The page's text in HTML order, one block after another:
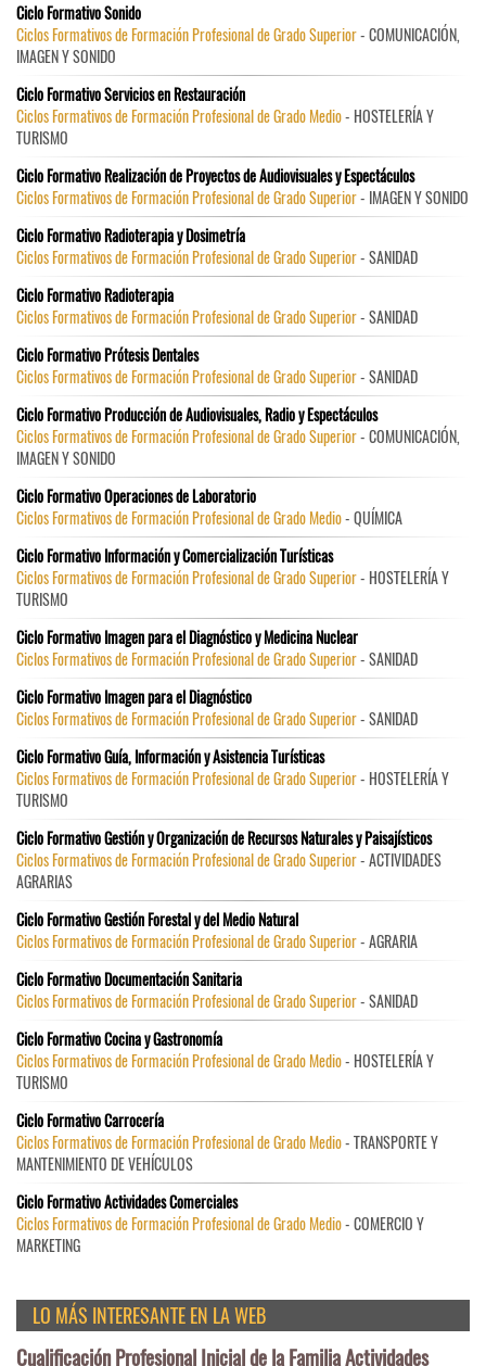
Ciclo Formativo Sonido
Ciclos Formativos de Formación Profesional de Grado Superior- COMUNICACIÓN,
IMAGEN Y SONIDO
Ciclo Formativo Servicios en Restauración
Ciclos Formativos de Formación Profesional de Grado Medio- HOSTELERÍA Y
TURISMO
Ciclo Formativo Realización de Proyectos de Audiovisuales y Espectáculos
Ciclos Formativos de Formación Profesional de Grado Superior- IMAGEN Y SONIDO
Ciclo Formativo Radioterapia y Dosimetría
Ciclos Formativos de Formación Profesional de Grado Superior- SANIDAD
Ciclo Formativo Radioterapia
Ciclos Formativos de Formación Profesional de Grado Superior- SANIDAD
Ciclo Formativo Prótesis Dentales
Ciclos Formativos de Formación Profesional de Grado Superior- SANIDAD
Ciclo Formativo Producción de Audiovisuales, Radio y Espectáculos
Ciclos Formativos de Formación Profesional de Grado Superior- COMUNICACIÓN,
IMAGEN Y SONIDO
Ciclo Formativo Operaciones de Laboratorio
Ciclos Formativos de Formación Profesional de Grado Medio- QUÍMICA
Ciclo Formativo Información y Comercialización Turísticas
Ciclos Formativos de Formación Profesional de Grado Superior- HOSTELERÍA Y
TURISMO
Ciclo Formativo Imagen para el Diagnóstico y Medicina Nuclear
Ciclos Formativos de Formación Profesional de Grado Superior- SANIDAD
Ciclo Formativo Imagen para el Diagnóstico
Ciclos Formativos de Formación Profesional de Grado Superior- SANIDAD
Ciclo Formativo Guía, Información y Asistencia Turísticas
Ciclos Formativos de Formación Profesional de Grado Superior- HOSTELERÍA Y
TURISMO
Ciclo Formativo Gestión y Organización de Recursos Naturales y Paisajísticos
Ciclos Formativos de Formación Profesional de Grado Superior- ACTIVIDADES
AGRARIAS
Ciclo Formativo Gestión Forestal y del Medio Natural
Ciclos Formativos de Formación Profesional de Grado Superior- AGRARIA
Ciclo Formativo Documentación Sanitaria
Ciclos Formativos de Formación Profesional de Grado Superior- SANIDAD
Ciclo Formativo Cocina y Gastronomía
Ciclos Formativos de Formación Profesional de Grado Medio- HOSTELERÍA Y
TURISMO
Ciclo Formativo Carrocería
Ciclos Formativos de Formación Profesional de Grado Medio- TRANSPORTE Y
MANTENIMIENTO DE VEHÍCULOS
Ciclo Formativo Actividades Comerciales
Ciclos Formativos de Formación Profesional de Grado Medio- COMERCIO Y
MARKETING
LO MÁS INTERESANTE EN LA WEB
Cualificación Profesional Inicial de la Familia Actividades